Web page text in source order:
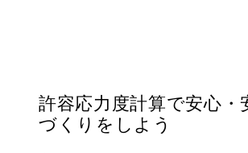
許容応力度計算で安心・
づくりをしよう